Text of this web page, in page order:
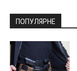
ПОПУЛЯРНЕ